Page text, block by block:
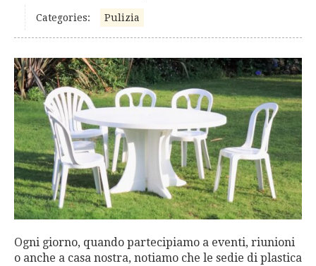
Categories: Pulizia
Ogni giorno, quando partecipiamo a eventi, riunioni
o anche a casa nostra, notiamo che le sedie di plastica